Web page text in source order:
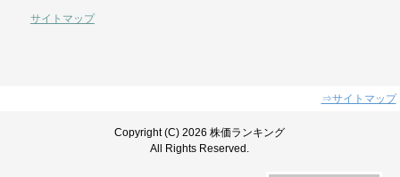
サイトマップ
⇒サイトマップ
Copyright (C) 2026 株価ランキング
All Rights Reserved.